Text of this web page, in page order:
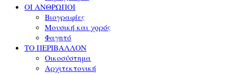
ΟΙ ΑΝΘΡΩΠΟΙ
Βιογραφίες
Μουσική και χορός
Φαγητό
ΤΟ ΠΕΡΙΒΑΛΛΟΝ
Οικοσύστημα
Αρχιτεκτονική